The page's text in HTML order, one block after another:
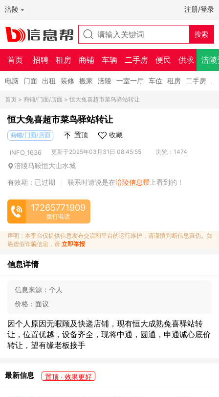
涪陵 注册/登录
首页 招聘 租房 商铺 车辆 二手房 便民 供求 涪陵
电脑 门面 出租 装修 搬家 涪陵 一室一厅 车位 租房 二手房
首页 > 商铺/门面/店面 > 恒大兔喜超市菜鸟驿站转让
恒大兔喜超市菜鸟驿站转让
商铺/门面/店面 置顶 收藏
INFO_1636 更新于2025年03月31日 08:45:55 浏览：1474
涪陵马鞍恒大山水城
有效期：已过期
联系时请说是在涪陵信息帮 上看到的！
17265771909
拨打电话
声明：本平台仅提供信息发布交流和平台的运行维护，请谨慎判断信息真伪。如
遇虚假诈骗信息，请 立即举报
信息详情
信息来源： 个人
价格： 面议
因个人原因无暇顾及快递店铺，现有恒大成熟兔喜驿站转
让，位置优越，设备齐全，现将中通，圆通，申通诚心底价
转让，望有缘老板接手
最新信息 置顶 · 效果更好